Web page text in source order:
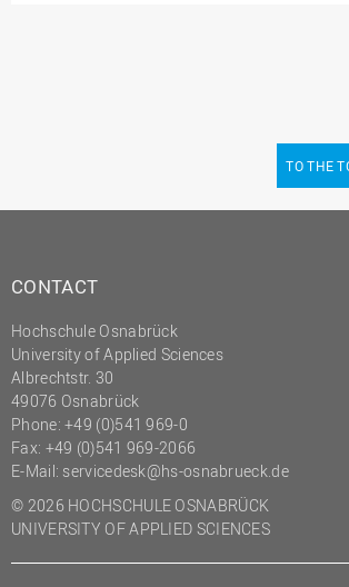
Studium und Lehre
Transfer- und
Innovationsmanagement
TO THE
CONTACT
Hochschule Osnabrück
University of Applied Sciences
Albrechtstr. 30
49076 Osnabrück
Phone: +49 (0)541 969-0
Fax: +49 (0)541 969-2066
E-Mail: servicedesk@hs-osnabrueck.de
© 2026 HOCHSCHULE OSNABRÜCK
UNIVERSITY OF APPLIED SCIENCES